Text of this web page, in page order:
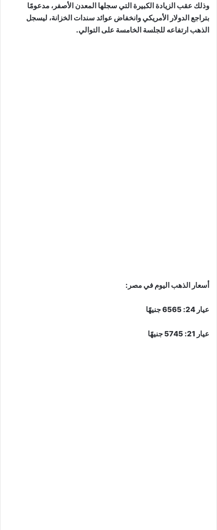
وذلك عقب الزيادة الكبيرة التي سجلها المعدن الأصفر، مدعومًا
بتراجع الدولار الأمريكي وانخفاض عوائد سندات الخزانة، ليسجل
الذهب ارتفاعه للجلسة الخامسة على التوالي.
أسعار الذهب اليوم في مصر:
عيار 24: 6565 جنيهًا
عيار 21: 5745 جنيهًا